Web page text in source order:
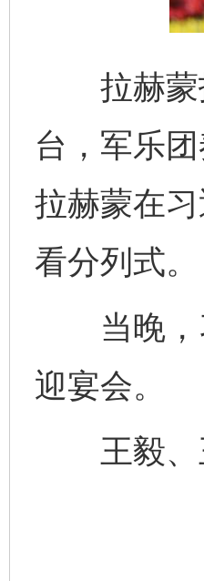
拉赫蒙抵
台，军乐
拉赫蒙在
看分列式。
当晚，习
迎宴会。
王毅、